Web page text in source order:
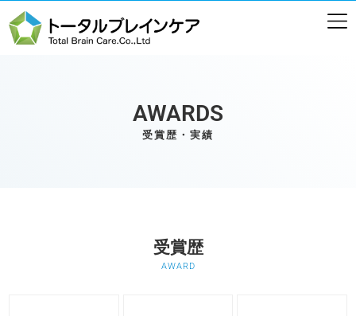
AWARDS
受賞歴・実績
受賞歴
AWARD